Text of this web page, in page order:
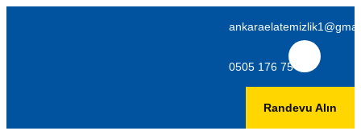
0505 176 75 06
Randevu Alın